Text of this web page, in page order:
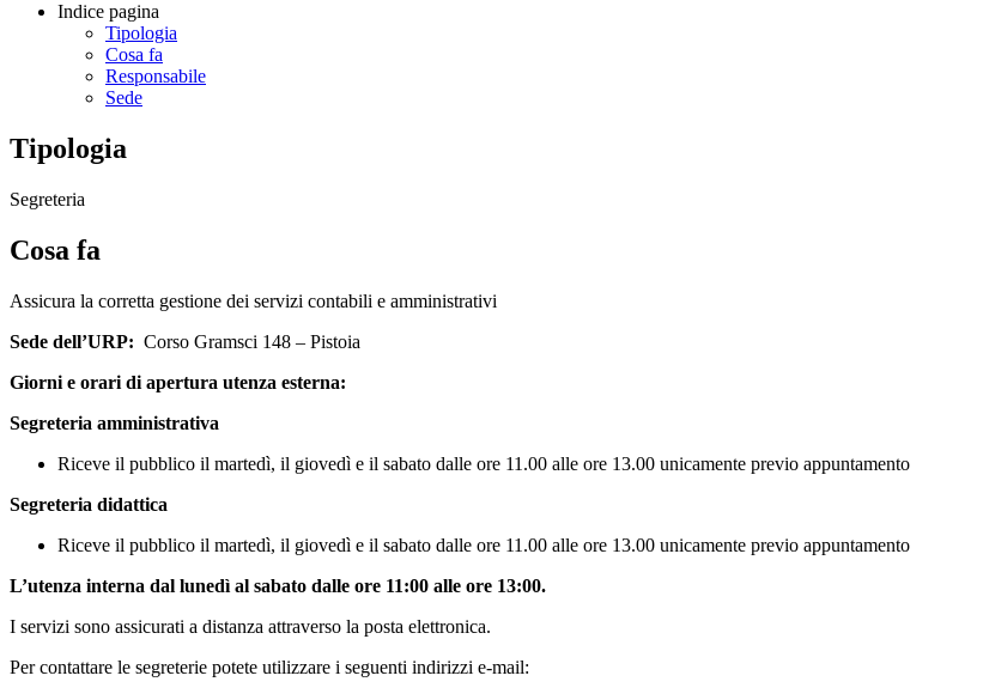
Indice pagina
Tipologia
Cosa fa
Responsabile
Sede
Tipologia
Segreteria
Cosa fa
Assicura la corretta gestione dei servizi contabili e amministrativi
Sede dell’URP: Corso Gramsci 148 – Pistoia
Giorni e orari di apertura utenza esterna:
Segreteria amministrativa
Riceve il pubblico il martedì, il giovedì e il sabato dalle ore 11.00 alle ore 13.00 unicamente previo appuntamento
Segreteria didattica
Riceve il pubblico il martedì, il giovedì e il sabato dalle ore 11.00 alle ore 13.00 unicamente previo appuntamento
L’utenza interna dal lunedì al sabato dalle ore 11:00 alle ore 13:00.
I servizi sono assicurati a distanza attraverso la posta elettronica.
Per contattare le segreterie potete utilizzare i seguenti indirizzi e-mail: